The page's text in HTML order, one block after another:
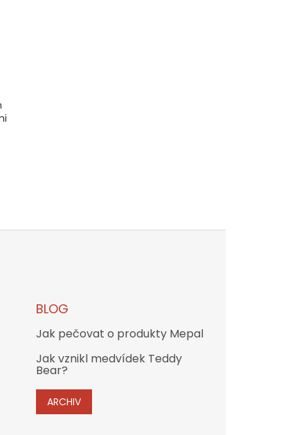
BLOG
Jak pečovat o produkty Mepal
Jak vznikl medvídek Teddy
Bear?
ARCHIV